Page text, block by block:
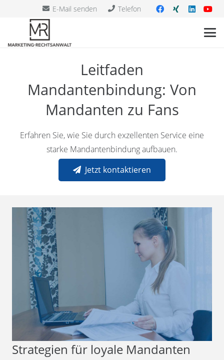
E-Mail senden Telefon
Leitfaden
Mandantenbindung: Von
Mandanten zu Fans
Erfahren Sie, wie Sie durch exzellenten Service eine
starke Mandantenbindung aufbauen.
Jetzt kontaktieren
Strategien für loyale Mandanten